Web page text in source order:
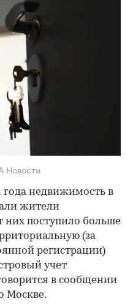
Новости
года недвижимость в
жители
них поступило больше
(за
регистрации)
учет
в сообщении
Москве.